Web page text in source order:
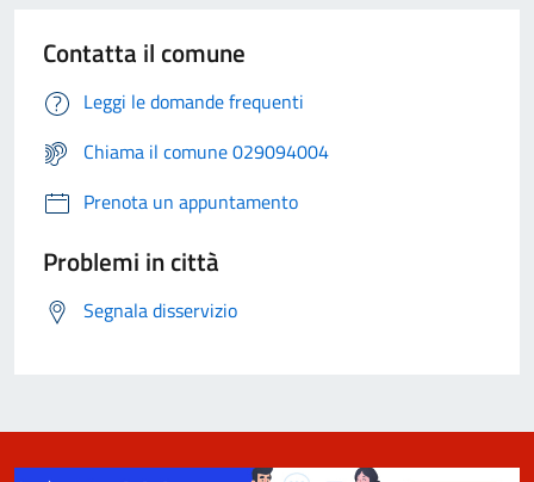
Contatta il comune
Leggi le domande frequenti
Chiama il comune 029094004
Prenota un appuntamento
Problemi in città
Segnala disservizio